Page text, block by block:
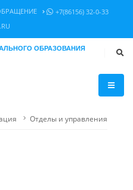
+7(86156) 32-0-33
ОБРАЗОВАНИЯ
Отделы и управления